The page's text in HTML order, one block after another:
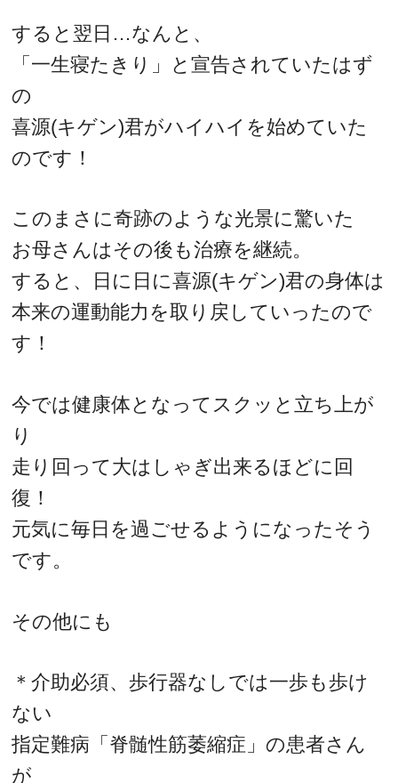
すると翌日…なんと、
「一生寝たきり」と宣告されていたはず
の
喜源(キゲン)君がハイハイを始めていた
のです！
このまさに奇跡のような光景に驚いた
お母さんはその後も治療を継続。
すると、日に日に喜源(キゲン)君の身体は
本来の運動能力を取り戻していったので
す！
今では健康体となってスクッと立ち上が
り
走り回って大はしゃぎ出来るほどに回
復！
元気に毎日を過ごせるようになったそう
です。
その他にも
＊介助必須、歩行器なしでは一歩も歩け
ない
指定難病「脊髄性筋萎縮症」の患者さん
が